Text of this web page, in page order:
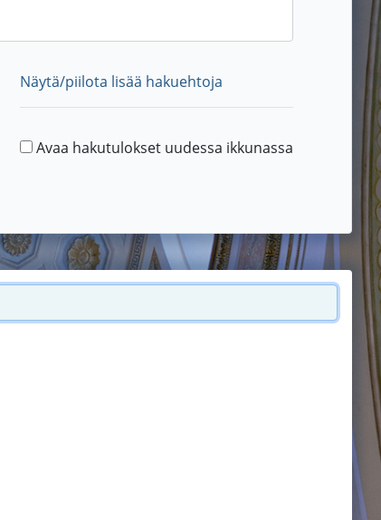
Näytä/piilota lisää hakuehtoja
Avaa hakutulokset uudessa ikkunassa